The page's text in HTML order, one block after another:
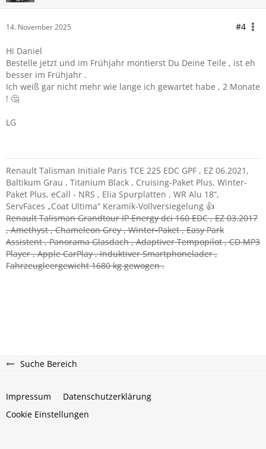
14. November 2025 #4
Hi Daniel
Bestelle jetzt und im Frühjahr montierst Du Deine Teile , ist eh
besser im Frühjahr .
Ich weiß gar nicht mehr wie lange ich gewartet habe , 2 Monate
! 🤔
LG
Renault Talisman Initiale Paris TCE 225 EDC GPF , EZ 06.2021,
Baltikum Grau , Titanium Black , Cruising-Paket Plus, Winter-
Paket Plus, eCall - NRS , Elia Spurplatten , WR Alu 18“,
ServFaces „Coat Ultima“ Keramik-Vollversiegelung 👍
Renault Talisman Grandtour IP Energy dci 160 EDC , EZ 03.2017
, Amethyst , Chameleon Grey , Winter-Paket , Easy Park
Assistent , Panorama Glasdach , Adaptiver Tempopilot , CD MP3
Player , Apple CarPlay , Induktiver Smartphonelader ,
Fahrzeugleergewicht 1680 kg gewogen .
Suche Bereich
Impressum
Datenschutzerklärung
Cookie Einstellungen